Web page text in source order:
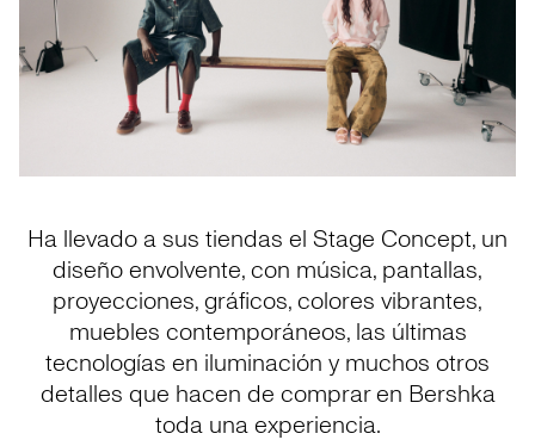
Ha llevado a sus tiendas el Stage Concept, un
diseño envolvente, con música, pantallas,
proyecciones, gráficos, colores vibrantes,
muebles contemporáneos, las últimas
tecnologías en iluminación y muchos otros
detalles que hacen de comprar en Bershka
toda una experiencia.